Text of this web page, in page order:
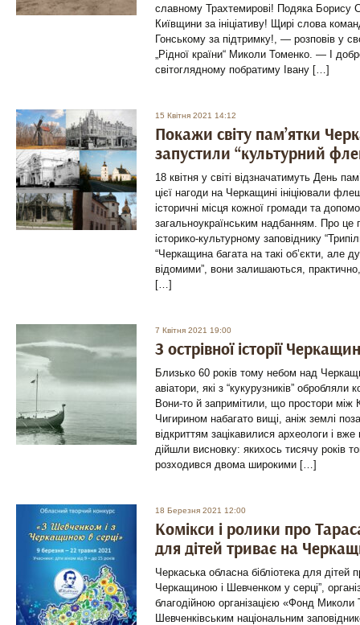
славному Трахтемирові! Подяка Борису
Київщини за ініціативу! Щирі слова
Гонському за підтримку!, — розповів у
„Рідної країни“ Миколи Томенко. — І
світоглядному побратиму Івану […]
15 Квітня 2021 14:12
Покажи світу пам’ятки
запустили “культурний
18 квітня у світі відзначатимуть День
цієї нагоди на Черкащині ініціювали
історичні місця кожної громади та
загальноукраїнським надбанням. Про
історико-культурному заповіднику
“Черкащина багата на такі об’єкти, але
відомими”, вони залишаються,
[…]
7 Квітня 2021 19:00
З острівної історії
Близько 60 років тому небом над
авіатори, які з “кукурузників” обробляли
Вони-то й запримітили, що простори
Чигирином набагато вищі, аніж землі
відкриттям зацікавилися археологи і вже
дійшли висновку: якихось тисячу років
розходився двома широкими […]
18 Березня 2021 12:00
Комікси і ролики про
для дітей триває на
Черкаська обласна бібліотека для дітей
Черкащиною і Шевченком у серці”,
благодійною організацією «Фонд Миколи
Шевченківським національним